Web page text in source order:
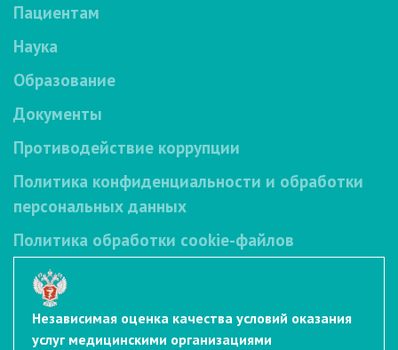
Пациентам
Наука
Образование
Документы
Противодействие коррупции
Политика конфиденциальности и обработки
персональных данных
Политика обработки cookie-файлов
Независимая оценка качества условий оказания
услуг медицинскими организациями